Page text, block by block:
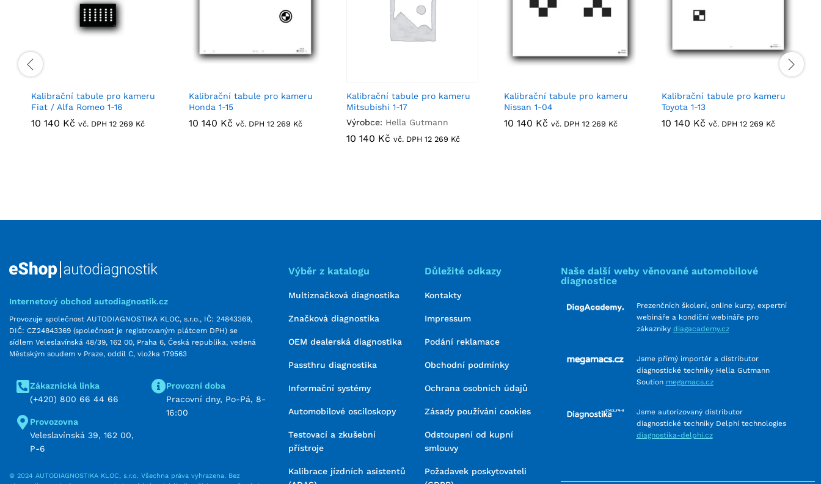
Kalibrační tabule pro kameru
Fiat / Alfa Romeo 1-16
10 140 Kč vč. DPH 12 269 Kč
10 140 Kč 12 269 Kč
Kalibrační tabule pro kameru
Honda 1-15
10 140 Kč vč. DPH 12 269 Kč
10 140 Kč 12 269 Kč
Kalibrační tabule pro kameru
Mitsubishi 1-17
Výrobce: Hella Gutmann
10 140 Kč vč. DPH 12 269 Kč
10 140 Kč 12 269 Kč
Kalibrační tabule pro kameru
Nissan 1-04
10 140 Kč vč. DPH 12 269 Kč
10 140 Kč 12 269 Kč
Kalibrační tabule pro kameru
Toyota 1-13
10 140 Kč vč. DPH 12 269 Kč
10 140 Kč 12 269 Kč
Internetový obchod autodiagnostik.cz
Provozuje společnost AUTODIAGNOSTIKA KLOC, s.r.o., IČ: 24843369,
DIČ: CZ24843369 (společnost je registrovaným plátcem DPH) se
sídlem Veleslavínská 48/39, 162 00, Praha 6, Česká republika, vedená
Městským soudem v Praze, oddíl C, vložka 179563
Zákaznická linka
(+420) 800 66 44 66
Provozovna
Veleslavínská 39, 162 00,
P-6
Provozní doba
Pracovní dny, Po-Pá, 8-
16:00
© 2024 AUTODIAGNOSTIKA KLOC, s.r.o. Všechna práva vyhrazena. Bez
Výběr z katalogu
Multiznačková diagnostika
Značková diagnostika
OEM dealerská diagnostika
Passthru diagnostika
Informační systémy
Automobilové osciloskopy
Testovací a zkušební
přístroje
Kalibrace jízdních asistentů
Důležité odkazy
Kontakty
Impressum
Podání reklamace
Obchodní podmínky
Ochrana osobních údajů
Zásady používání cookies
Odstoupení od kupní
smlouvy
Požadavek poskytovateli
Naše další weby věnované automobilové
diagnostice
Prezenčních školení, online kurzy, expertní
webináře a kondiční webináře pro
zákazníky diagacademy.cz
Jsme přímý importér a distributor
diagnostické techniky Hella Gutmann
Soution megamacs.cz
Jsme autorizovaný distributor
diagnostické techniky Delphi technologies
diagnostika-delphi.cz